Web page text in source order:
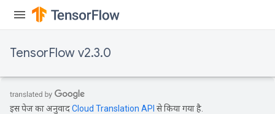
TensorFlow v2.3.0
इस पेज का अनुवादCloud Translation API से किया गया है.